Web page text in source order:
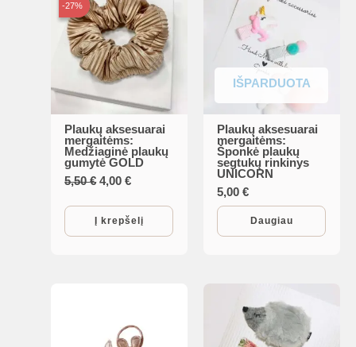
on
the
product
page
-27%
-27%
Plaukų aksesuarai
mergaitėms:
Medžiaginė plaukų
gumytė GOLD
5,50€ Original
was:
5,50 €.
4,00€Current
is:
4,00 €.
Į krepšelį
IŠPARDUOTA
Plaukų aksesuarai
mergaitėms:
Šponkė plaukų
segtukų rinkinys
UNICORN
5,00€
Daugiau